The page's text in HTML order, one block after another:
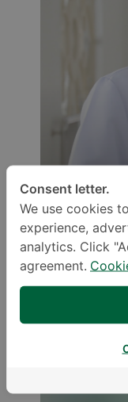
M.D.
Consent letter.
We use cookies
experience,
analytics. Click
agreement.